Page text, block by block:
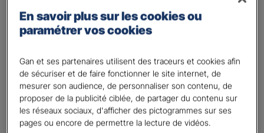
Etes-vous déjà client Gan assurances ?*
Oui
Civilité*
Madame
Monsieur
Contact *
En savoir plus sur les cookies ou
paramétrer vos cookies
Gan et ses partenaires utilisent des traceurs et cookies afin
de sécuriser et de faire fonctionner le site internet, de
mesurer son audience, de personnaliser son contenu, de
proposer de la publicité ciblée, de partager du contenu sur
les réseaux sociaux, d'afficher des pictogrammes sur ses
pages ou encore de permettre la lecture de vidéos.